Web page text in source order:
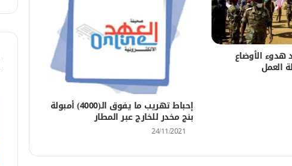
في الاستثمار مع الراي بوليمريةهدوء الأوضاع
العمل
إحباط تهريب ما يفوق الـ(4000) أمبولة
بنج مخدر للخارج عبر المطار
24/11/2021